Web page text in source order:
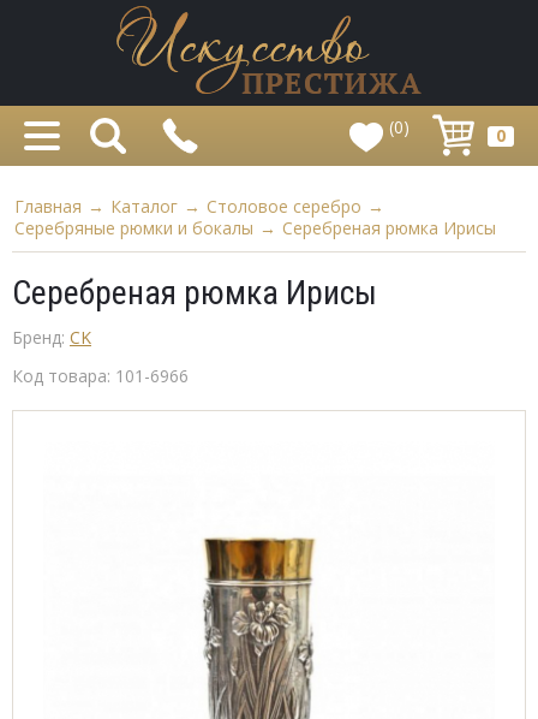
(0) 0
Главная → Каталог → Столовое серебро →
Серебряные рюмки и бокалы → Серебреная рюмка Ирисы
Серебреная рюмка Ирисы
Бренд: CK
Код товара: 101-6966